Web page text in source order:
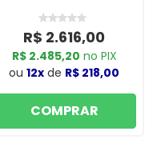
Grafite
R$ 2.616,00
R$ 2.485,20 no PIX
ou 12x de R$ 218,00
COMPRAR